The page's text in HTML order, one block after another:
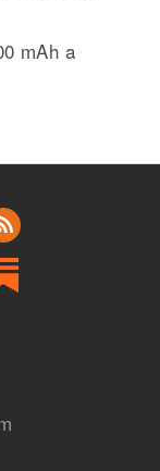
mAh a